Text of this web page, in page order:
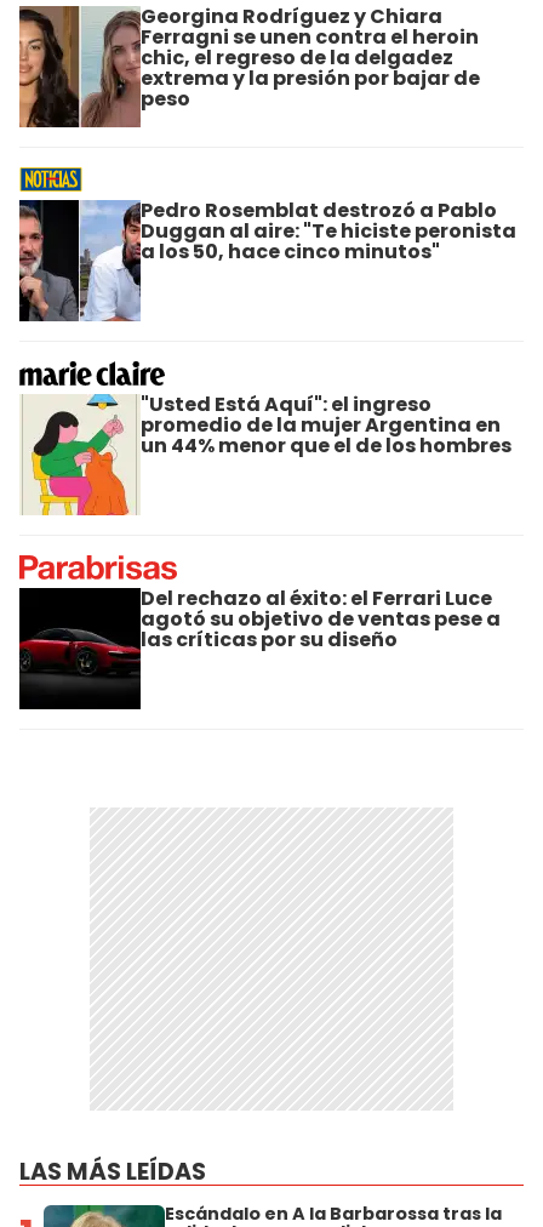
Georgina Rodríguez y Chiara
Ferragni se unen contra el heroin
chic, el regreso de la delgadez
extrema y la presión por bajar de
peso
Pedro Rosemblat destrozó a Pablo
Duggan al aire: "Te hiciste peronista
a los 50, hace cinco minutos"
"Usted Está Aquí": el ingreso
promedio de la mujer Argentina en
un 44% menor que el de los hombres
Del rechazo al éxito: el Ferrari Luce
agotó su objetivo de ventas pese a
las críticas por su diseño
LAS MÁS LEÍDAS
Escándalo en A la Barbarossa tras la